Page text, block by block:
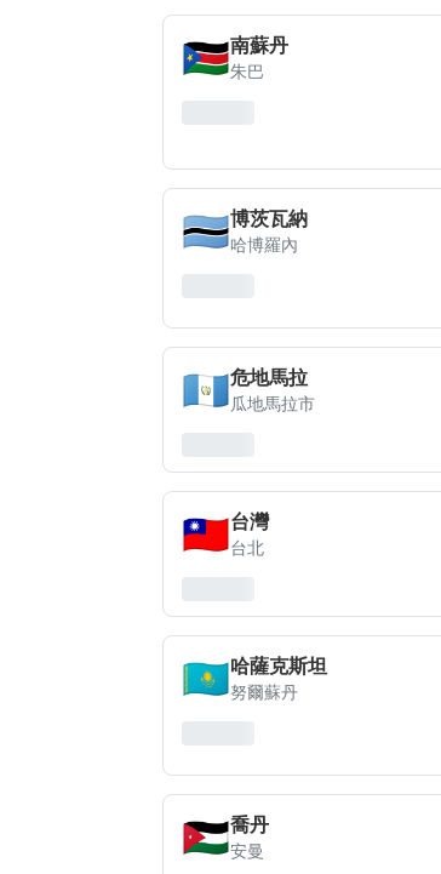
🇸🇸南蘇丹
朱巴
🇧🇼博茨瓦納
哈博羅內
🇬🇹危地馬拉
瓜地馬拉市
🇹🇼台灣
台北
🇰🇿哈薩克斯坦
努爾蘇丹
🇯🇴喬丹
安曼